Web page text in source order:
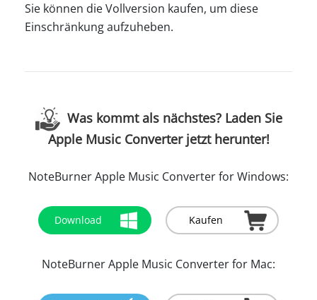
Sie können die Vollversion kaufen, um diese
Einschränkung aufzuheben.
Was kommt als nächstes? Laden Sie
Apple Music Converter jetzt herunter!
NoteBurner Apple Music Converter for Windows:
Download Kaufen
NoteBurner Apple Music Converter for Mac: